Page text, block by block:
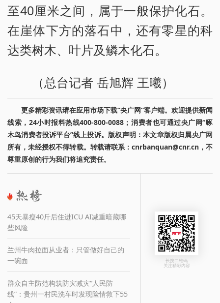
至40厘米之间，属于一般保护化石。
在崖体下方的落石中，还有零星的科
达类树木、叶片及鳞木化石。
（总台记者 岳旭辉 王曦）
更多精彩资讯请在应用市场下载“央广网”客户端。欢迎提供新闻
线索，24小时报料热线400-800-0088；消费者也可通过央广网“啄
木鸟消费者投诉平台”线上投诉。版权声明：本文章版权归属央广网
所有，未经授权不得转载。转载请联系：cnrbanquan@cnr.cn，不
尊重原创的行为我们将追究责任。
45天暴瘦40斤后住进ICU AI减重暗藏哪
些风险
兰州牛肉拉面从业者：只管做好自己的
一碗面
群众自主防范构筑防灾减灾“人民防
线”：贵州一村民洗车时发现险情救下55
长按二维码
关注精彩内容